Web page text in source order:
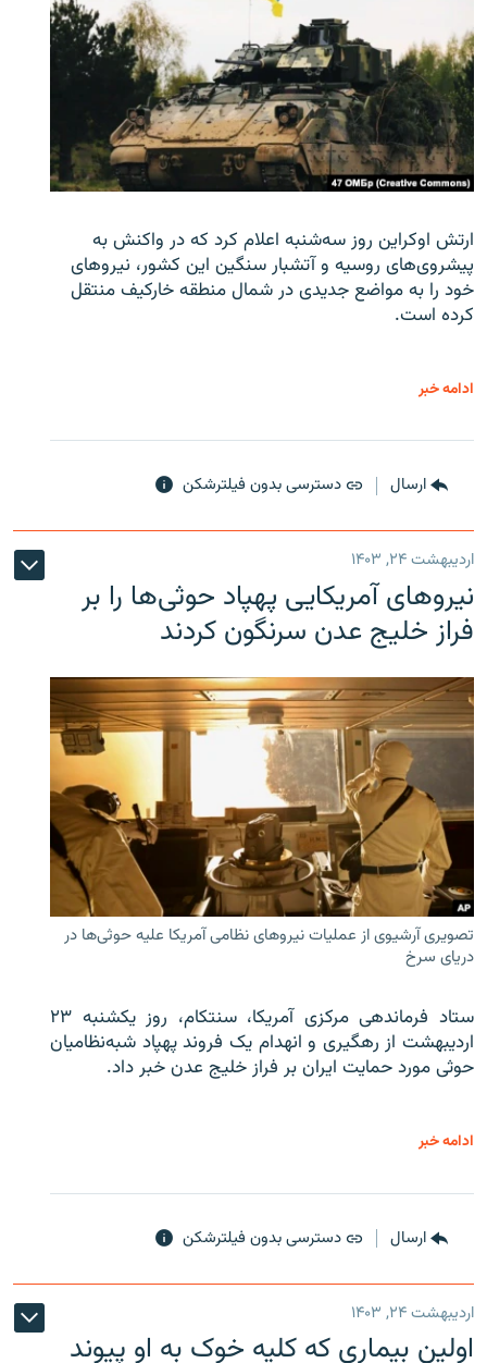
ارتش اوکراین روز سه‌شنبه اعلام کرد که در واکنش به
پیشروی‌های روسیه و آتشبار سنگین این کشور، نیروهای
خود را به مواضع جدیدی در شمال منطقه خارکیف منتقل
کرده است.
ادامه خبر
ارسال دسترسی بدون فیلترشکن
اردیبهشت ۲۴, ۱۴۰۳
نیروهای آمریکایی پهپاد حوثی‌ها را بر
فراز خلیج عدن سرنگون کردند
تصویری آرشیوی از عملیات نیروهای نظامی آمریکا علیه حوثی‌ها در
دریای سرخ
ستاد فرماندهی مرکزی آمریکا، سنتکام، روز یکشنبه ۲۳
اردیبهشت از رهگیری و انهدام یک فروند پهپاد شبه‌نظامیان
حوثی‌ مورد حمایت ایران بر فراز خلیج عدن خبر داد.
ادامه خبر
ارسال دسترسی بدون فیلترشکن
اردیبهشت ۲۴, ۱۴۰۳
اولین بیماری که کلیه خوک به او پیوند